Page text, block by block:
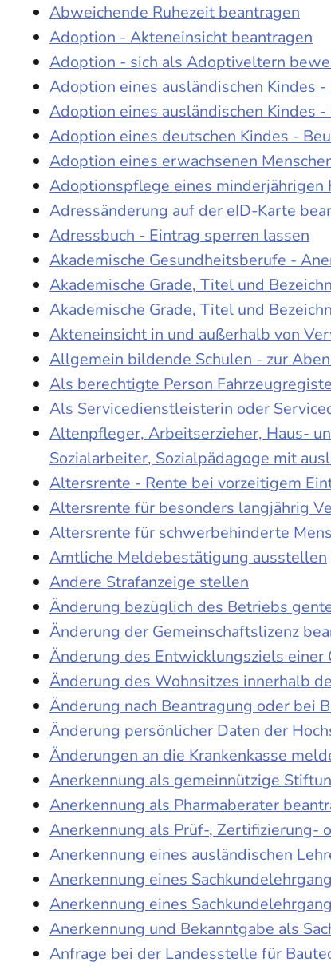
Abweichende Ruhezeit beantragen
Adoption - Akteneinsicht beantragen
Adoption - sich als Adoptiveltern
Adoption eines ausländischen Kindes
Adoption eines ausländischen Kindes
Adoption eines deutschen Kindes -
Adoption eines erwachsenen
Adoptionspflege eines minderjährigen
Adressänderung auf der eID-Karte
Adressbuch - Eintrag sperren lassen
Akademische Gesundheitsberufe -
Akademische Grade, Titel und
Akademische Grade, Titel und
Akteneinsicht in und außerhalb von
Allgemein bildende Schulen - zur
Als berechtigte Person
Als Servicedienstleisterin oder
Altenpfleger, Arbeitserzieher, Haus-
Sozialarbeiter, Sozialpädagoge mit
Altersrente - Rente bei vorzeitigem
Altersrente für besonders langjährig
Altersrente für schwerbehinderte
Amtliche Meldebestätigung ausstellen
Andere Strafanzeige stellen
Änderung bezüglich des Betriebs
Änderung der Gemeinschaftslizenz
Änderung des Entwicklungsziels einer
Änderung des Wohnsitzes innerhalb
Änderung nach Beantragung oder bei
Änderung persönlicher Daten der
Änderungen an die Krankenkasse
Anerkennung als gemeinnützige
Anerkennung als Pharmaberater
Anerkennung als Prüf-, Zertifizierung-
Anerkennung eines ausländischen
Anerkennung eines
Anerkennung eines
Anerkennung und Bekanntgabe als
Anfrage bei der Landesstelle für